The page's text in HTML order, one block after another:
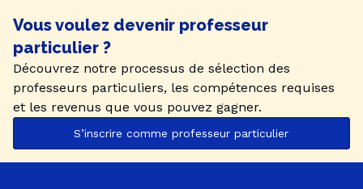
Vous voulez devenir professeur
particulier ?
Découvrez notre processus de sélection des
professeurs particuliers, les compétences requises
et les revenus que vous pouvez gagner.
S’inscrire comme professeur particulier